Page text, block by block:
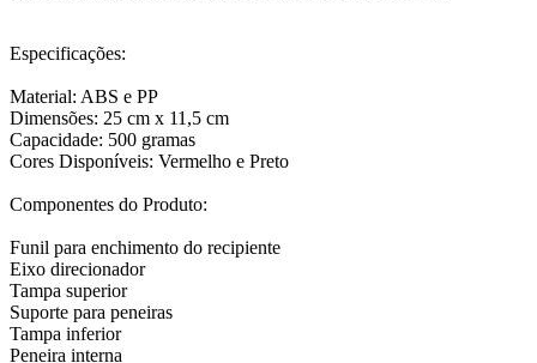
Especificações:
Material: ABS e PP
Dimensões: 25 cm x 11,5 cm
Capacidade: 500 gramas
Cores Disponíveis: Vermelho e Preto
Componentes do Produto:
Funil para enchimento do recipiente
Eixo direcionador
Tampa superior
Suporte para peneiras
Tampa inferior
Peneira interna